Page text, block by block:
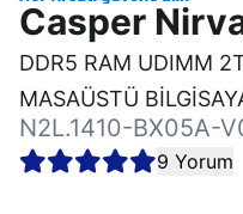
Casper
DDR5 RAM UDIMM
MASAÜSTÜ
N2L.1410-BX05A-
9 Yorum